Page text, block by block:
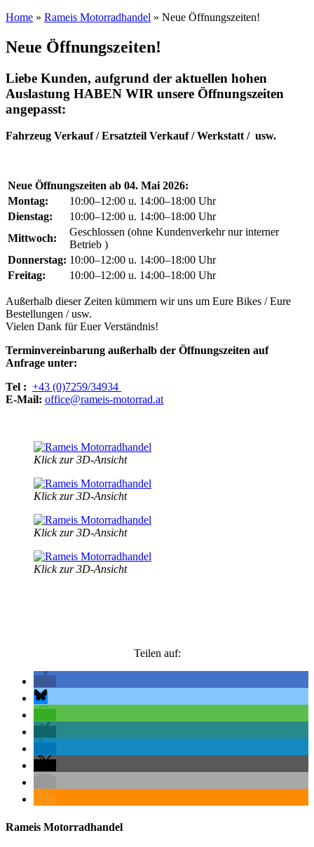
Home » Rameis Motorradhandel » Neue Öffnungszeiten!
Neue Öffnungszeiten!
Liebe Kunden, aufgrund der aktuellen hohen
Auslastung HABEN WIR unsere Öffnungszeiten
angepasst:
Fahrzeug Verkauf / Ersatzteil Verkauf / Werkstatt / usw.
Neue Öffnungszeiten ab 04. Mai 2026:
Montag:
10:00–12:00 u. 14:00–18:00 Uhr
Dienstag:
10:00–12:00 u. 14:00–18:00 Uhr
Mittwoch:
Geschlossen (ohne Kundenverkehr nur interner
Betrieb )
Donnerstag: 10:00–12:00 u. 14:00–18:00 Uhr
Freitag:
10:00–12:00 u. 14:00–18:00 Uhr
Außerhalb dieser Zeiten kümmern wir uns um Eure Bikes / Eure
Bestellungen / usw.
Vielen Dank für Euer Verständnis!
Terminvereinbarung außerhalb der Öffnungszeiten auf
Anfrage unter:
Tel : +43 (0)7259/34934
E-Mail: office@rameis-motorrad.at
Klick zur 3D-Ansicht
Klick zur 3D-Ansicht
Klick zur 3D-Ansicht
Klick zur 3D-Ansicht
Teilen auf:
Rameis Motorradhandel